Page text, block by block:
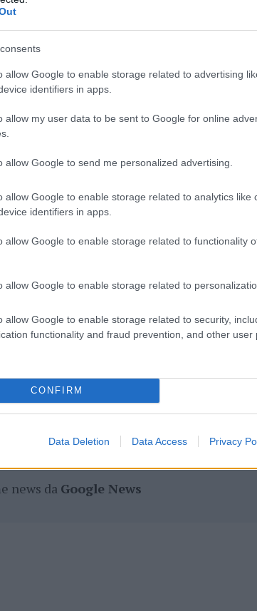
allow Google to enable storage related to advertising
identifiers in apps.
allow my user data to be sent to Google for online
allow Google to send me personalized advertising.
allow Google to enable storage related to analytics like
identifiers in apps.
allow Google to enable storage related to functionality
allow Google to enable storage related to
allow Google to enable storage related to security,
functionality and fraud prevention, and other user
CONFIRM
Data Deletion Data Access Privacy
qui
nella sezione
Gelaterie Gallura
Gelato
di GalluraOggi.it
i tuoi video e le tue foto
+39 345 356 7512
news da Google News